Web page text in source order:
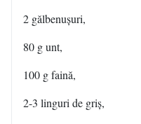
2 gălbenuşuri,
80 g unt,
100 g faină,
2-3 linguri de griş,